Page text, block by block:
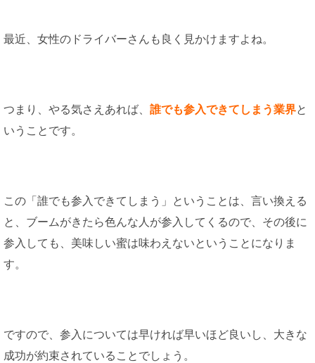
最近、女性のドライバーさんも良く見かけますよね。
つまり、やる気さえあれば、 誰でも参入できてしまう業界と
いうことです。
この「誰でも参入できてしまう」ということは、言い換える
と、ブームがきたら色んな人が参入してくるので、その後に
参入しても、美味しい蜜は味わえないということになりま
す。
ですので、参入については早ければ早いほど良いし、大きな
成功が約束されていることでしょう。